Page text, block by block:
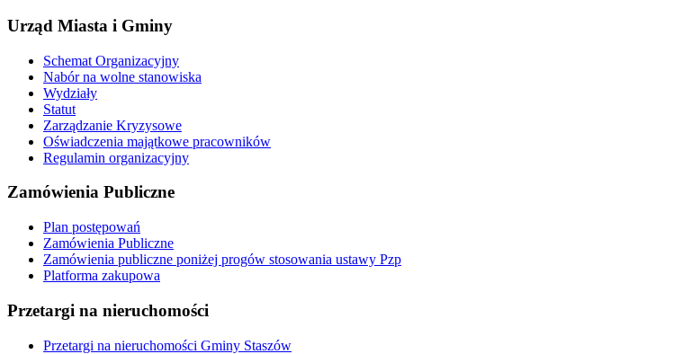
Urząd Miasta i Gminy
Schemat Organizacyjny
Nabór na wolne stanowiska
Wydziały
Statut
Zarządzanie Kryzysowe
Oświadczenia majątkowe pracowników
Regulamin organizacyjny
Zamówienia Publiczne
Plan postępowań
Zamówienia Publiczne
Zamówienia publiczne poniżej progów stosowania ustawy Pzp
Platforma zakupowa
Przetargi na nieruchomości
Przetargi na nieruchomości Gminy Staszów